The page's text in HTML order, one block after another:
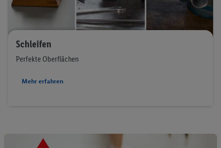
Schleifen
Perfekte Oberflächen
Mehr erfahren